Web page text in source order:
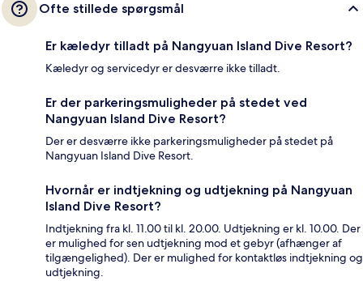
Ofte stillede spørgsmål
Er kæledyr tilladt på Nangyuan Island Dive Resort?
Kæledyr og servicedyr er desværre ikke tilladt.
Er der parkeringsmuligheder på stedet ved
Nangyuan Island Dive Resort?
Der er desværre ikke parkeringsmuligheder på stedet på
Nangyuan Island Dive Resort.
Hvornår er indtjekning og udtjekning på Nangyuan
Island Dive Resort?
Indtjekning fra kl. 11.00 til kl. 20.00. Udtjekning er kl. 10.00. Der
er mulighed for sen udtjekning mod et gebyr (afhænger af
tilgængelighed). Der er mulighed for kontaktløs indtjekning og
udtjekning.